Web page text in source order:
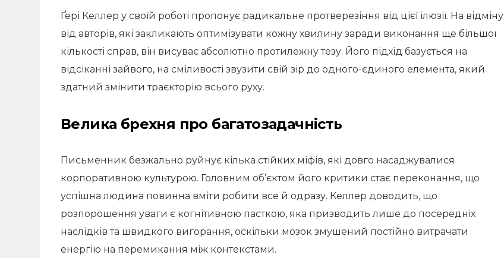
Ґері Келлер у своїй роботі пропонує радикальне протверезіння від цієї ілюзії. На відміну
від авторів, які закликають оптимізувати кожну хвилину заради виконання ще більшої
кількості справ, він висуває абсолютно протилежну тезу. Його підхід базується на
відсіканні зайвого, на сміливості звузити свій зір до одного-єдиного елемента, який
здатний змінити траєкторію всього руху.
Велика брехня про багатозадачність
Письменник безжально руйнує кілька стійких міфів, які довго насаджувалися
корпоративною культурою. Головним об’єктом його критики стає переконання, що
успішна людина повинна вміти робити все й одразу. Келлер доводить, що
розпорошення уваги є когнітивною пасткою, яка призводить лише до посередніх
наслідків та швидкого вигорання, оскільки мозок змушений постійно витрачати
енергію на перемикання між контекстами.